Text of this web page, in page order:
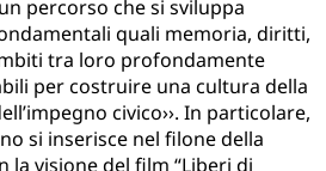
percorso che si sviluppa
quali memoria, diritti,
tra loro profondamente
per costruire una cultura della
civico››. In particolare,
si inserisce nel filone della
la visione del film “Liberi di